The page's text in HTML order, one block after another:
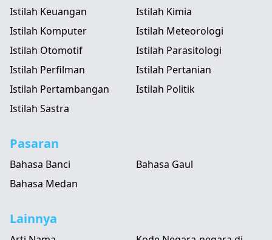
Istilah Keuangan
Istilah Kimia
Istilah Komputer
Istilah Meteorologi
Istilah Otomotif
Istilah Parasitologi
Istilah Perfilman
Istilah Pertanian
Istilah Pertambangan
Istilah Politik
Istilah Sastra
Pasaran
Bahasa Banci
Bahasa Gaul
Bahasa Medan
Lainnya